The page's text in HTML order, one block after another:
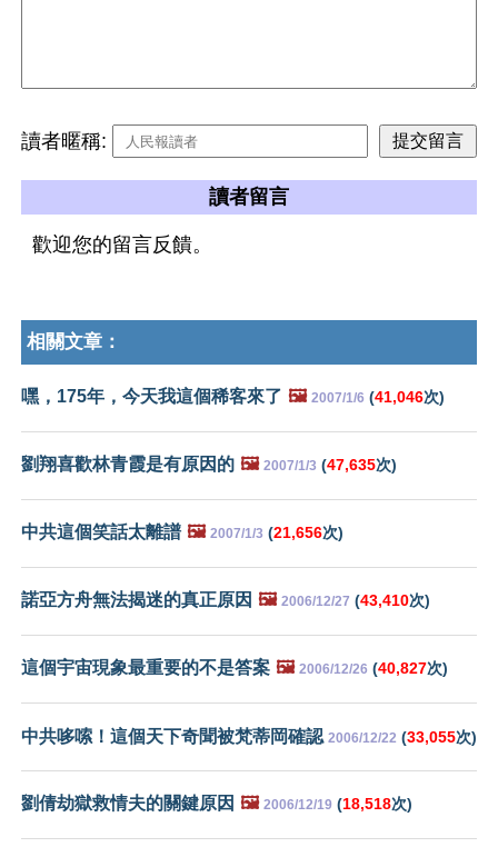
讀者暱稱:
讀者留言
歡迎您的留言反饋。
相關文章：
嘿，175年，今天我這個稀客來了 🖼️ 2007/1/6 (41,046次)
劉翔喜歡林青霞是有原因的 🖼️ 2007/1/3 (47,635次)
中共這個笑話太離譜 🖼️ 2007/1/3 (21,656次)
諾亞方舟無法揭迷的真正原因 🖼️ 2006/12/27 (43,410次)
這個宇宙現象最重要的不是答案 🖼️ 2006/12/26 (40,827次)
中共哆嗦！這個天下奇聞被梵蒂岡確認 2006/12/22 (33,055次)
劉倩劫獄救情夫的關鍵原因 🖼️ 2006/12/19 (18,518次)